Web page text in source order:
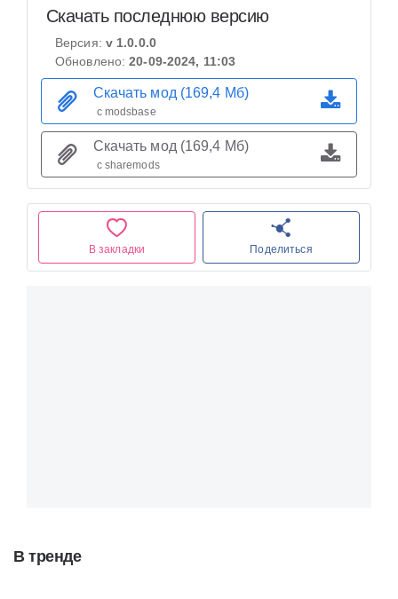
В закладки Поделиться
Скачать последнюю версию
Версия: v 1.0.0.0
Обновлено:20-09-2024, 11:03
Скачать мод (169,4 Мб)
с modsbase
Скачать мод (169,4 Мб)
с sharemods
В тренде